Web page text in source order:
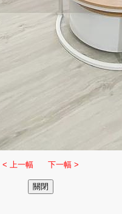
< 上一幅 下一幅 >